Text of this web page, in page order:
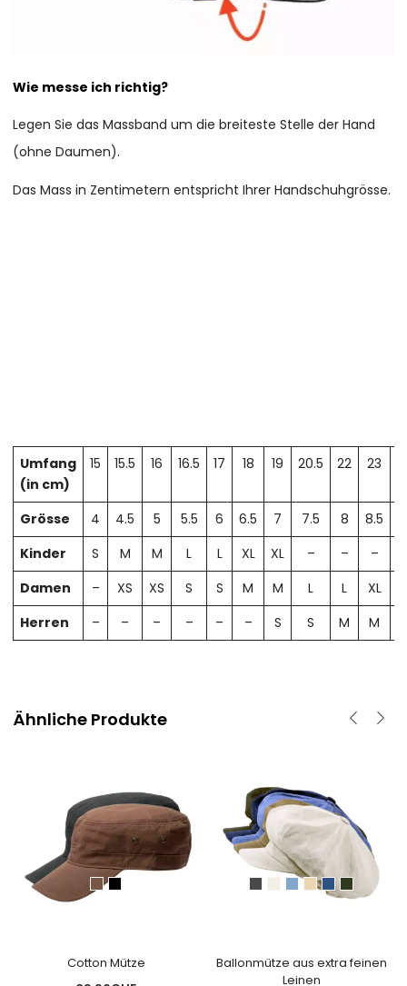
Wie messe ich richtig?
Legen Sie das Massband um die breiteste Stelle der Hand
(ohne Daumen).
Das Mass in Zentimetern entspricht Ihrer Handschuhgrösse.
Umfang
(in cm)
15 15.5 16 16.5 17 18 19 20.5 22 23
Grösse 4 4.5 5 5.5 6 6.5 7 7.5 8 8.5
Kinder
S M M L L XL XL – – –
Damen
– XS XS S S M M L L XL
Herren
– – – – – – S S M M
Ähnliche Produkte
Cotton Mütze
Ballonmütze aus extra feinen
Leinen